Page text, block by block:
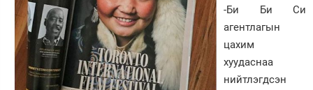
-Би Би Си
агентлагын
цахим
хуудаснаа
нийтлэгдсэн